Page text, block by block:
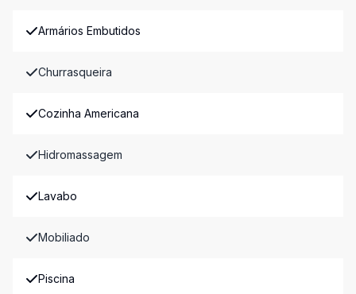
Armários Embutidos
Churrasqueira
Cozinha Americana
Hidromassagem
Lavabo
Mobiliado
Piscina